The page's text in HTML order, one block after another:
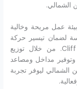
الشمالي.
عمل مريحة وخالية
لضمان تيسير حركة
الزوار والموظفين داخل Cliff Mall New Cairo. من خلال توزيع
وتوفير مداخل ومصاعد
ليوفر تجربة